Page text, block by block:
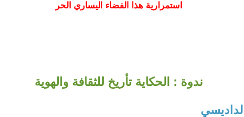
استمرارية هذا الفضاء اليساري الحر
ندوة : الحكاية تأريخ للثقافة والهوية
الداديسي